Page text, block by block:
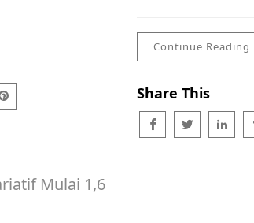
Continue Reading
Share This
Mulai 1,6